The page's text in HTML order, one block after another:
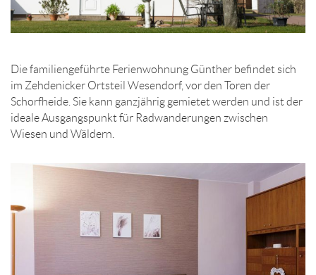
Die familiengeführte Ferienwohnung Günther befindet sich
im Zehdenicker Ortsteil Wesendorf, vor den Toren der
Schorfheide. Sie kann ganzjährig gemietet werden und ist der
ideale Ausgangspunkt für Radwanderungen zwischen
Wiesen und Wäldern.